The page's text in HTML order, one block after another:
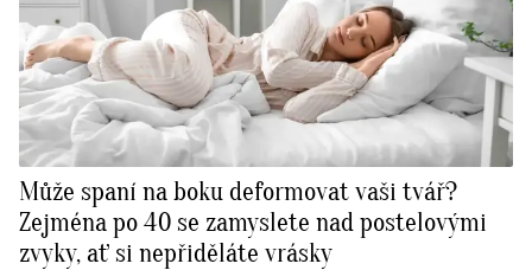
Může spaní na boku deformovat vaši tvář?
Zejména po 40 se zamyslete nad postelovými
zvyky, ať si nepřiděláte vrásky